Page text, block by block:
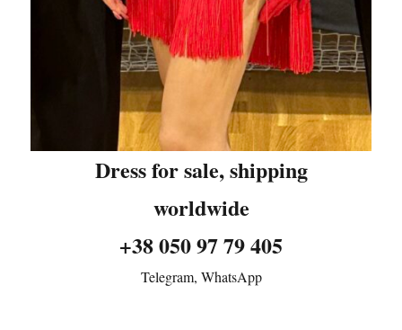
Dress for sale, shipping
worldwide
+38 050 97 79 405
Telegram, WhatsApp